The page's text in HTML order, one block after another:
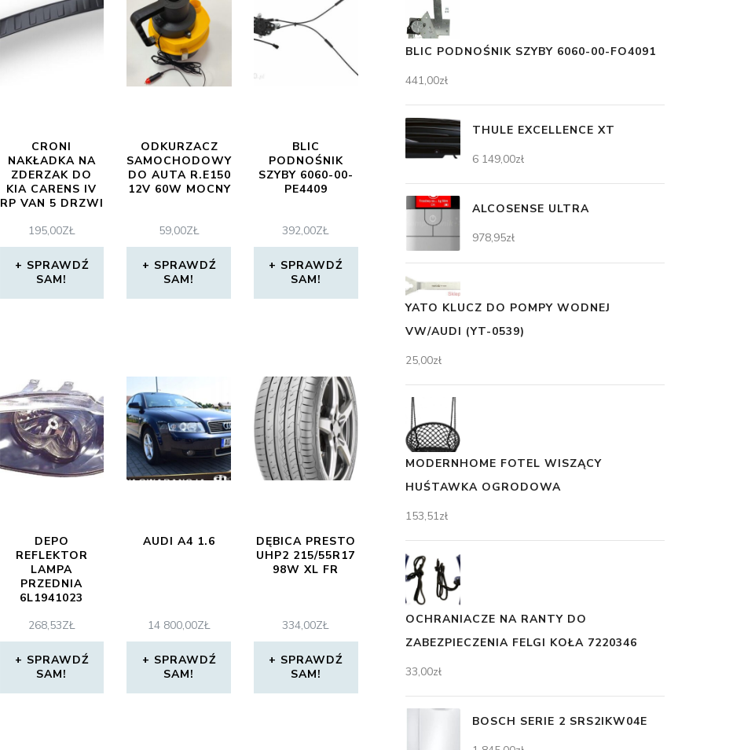
CRONI
NAKŁADKA NA
ZDERZAK DO
KIA CARENS IV
RP VAN 5 DRZWI
195,00ZŁ
SPRAWDŹ
SAM!
ODKURZACZ
SAMOCHODOWY
DO AUTA R.E150
12V 60W MOCNY
59,00ZŁ
SPRAWDŹ
SAM!
BLIC
PODNOŚNIK
SZYBY 6060-00-
PE4409
392,00ZŁ
SPRAWDŹ
SAM!
DEPO
REFLEKTOR
LAMPA
PRZEDNIA
6L1941023
DEP-445-1114L-
LD-EM-ZS1
268,53ZŁ
SPRAWDŹ
SAM!
AUDI A4 1.6
14 800,00ZŁ
SPRAWDŹ
SAM!
DĘBICA PRESTO
UHP2 215/55R17
98W XL FR
334,00ZŁ
SPRAWDŹ
SAM!
BLIC PODNOŚNIK SZYBY 6060-00-FO4091
441,00zł
THULE EXCELLENCE XT
6 149,00zł
ALCOSENSE ULTRA
978,95zł
YATO KLUCZ DO POMPY WODNEJ
VW/AUDI (YT-0539)
25,00zł
MODERNHOME FOTEL WISZĄCY
HUŚTAWKA OGRODOWA
153,51zł
OCHRANIACZE NA RANTY DO
ZABEZPIECZENIA FELGI KOŁA 7220346
33,00zł
BOSCH SERIE 2 SRS2IKW04E